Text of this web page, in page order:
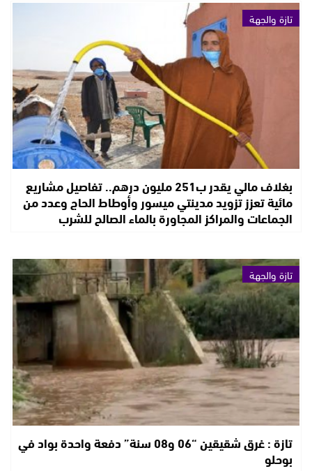
تازة والجهة
بغلاف مالي يقدر ب251 مليون درهم.. تفاصيل مشاريع
مائية تعزز تزويد مدينتي ميسور وأوطاط الحاج وعدد من
الجماعات والمراكز المجاورة بالماء الصالح للشرب
تازة والجهة
تازة : غرق شقيقين “06 و08 سنة” دفعة واحدة بواد في
بوحلو